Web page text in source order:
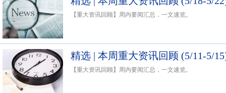
【重大资讯回顾】周内要闻汇总，一文速览。
精选 | 本周重大资讯回顾 (5/11-5/
【重大资讯回顾】周内要闻汇总，一文速览。